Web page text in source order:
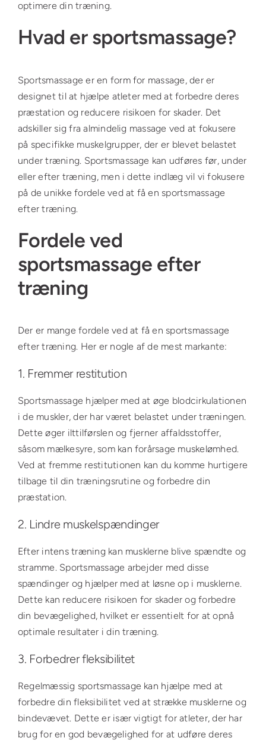
optimere din træning.
Hvad er sportsmassage?
Sportsmassage er en form for massage, der er
designet til at hjælpe atleter med at forbedre deres
præstation og reducere risikoen for skader. Det
adskiller sig fra almindelig massage ved at fokusere
på specifikke muskelgrupper, der er blevet belastet
under træning. Sportsmassage kan udføres før, under
eller efter træning, men i dette indlæg vil vi fokusere
på de unikke fordele ved at få en sportsmassage
efter træning.
Fordele ved
sportsmassage efter
træning
Der er mange fordele ved at få en sportsmassage
efter træning. Her er nogle af de mest markante:
1. Fremmer restitution
Sportsmassage hjælper med at øge blodcirkulationen
i de muskler, der har været belastet under træningen.
Dette øger ilttilførslen og fjerner affaldsstoffer,
såsom mælkesyre, som kan forårsage muskelømhed.
Ved at fremme restitutionen kan du komme hurtigere
tilbage til din træningsrutine og forbedre din
præstation.
2. Lindre muskelspændinger
Efter intens træning kan musklerne blive spændte og
stramme. Sportsmassage arbejder med disse
spændinger og hjælper med at løsne op i musklerne.
Dette kan reducere risikoen for skader og forbedre
din bevægelighed, hvilket er essentielt for at opnå
optimale resultater i din træning.
3. Forbedrer fleksibilitet
Regelmæssig sportsmassage kan hjælpe med at
forbedre din fleksibilitet ved at strække musklerne og
bindevævet. Dette er især vigtigt for atleter, der har
brug for en god bevægelighed for at udføre deres